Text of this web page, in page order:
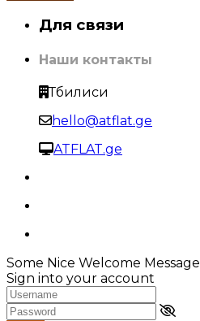
Для связи
Наши контакты
Тбилиси
hello@atflat.ge
ATFLAT.ge
Some Nice Welcome Message
Sign into your account